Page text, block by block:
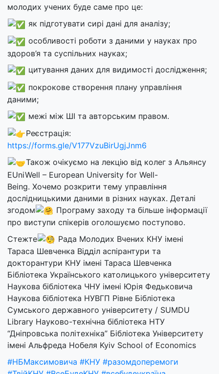
молодих учених буде саме про це:
як підготувати сирі дані для аналізу;
особливості роботи з даними у науках про
здоров’я та суспільних науках;
цитування даних для видимості дослідження;
покрокове створення плану управління
даними;
межі між ШІ та авторським правом.
Реєстрація:
https://forms.gle/V177VzuBirUgjJnm6
Також очікуємо на лекцію від колег з Альянсу
EUniWell – European University for Well-
Being. Хочемо розкрити тему управління
дослідницькими даними в різних науках. Деталі
згодом
Програму заходу та більше інформації
про виступи спікерів оголошуємо поступово.
Стежте
Рада Молодих Вчених КНУ імені
Тараса Шевченка Відділ аспірантури та
докторантури КНУ імені Тараса Шевченка
Бібліотека Українського католицького університету
Наукова бібліотека ЧНУ імені Юрія Федьковича
Наукова бібліотека НУВГП Рівне Бібліотека
Сумського державного університету / SUMDU
Library Науково-технічна бібліотека НТУ
“Дніпровська політехніка” Бібліотека Університету
імені Альфреда Нобеля Kyiv School of Economics
#НБМаксимовича #КНУ #разомдоперемоги